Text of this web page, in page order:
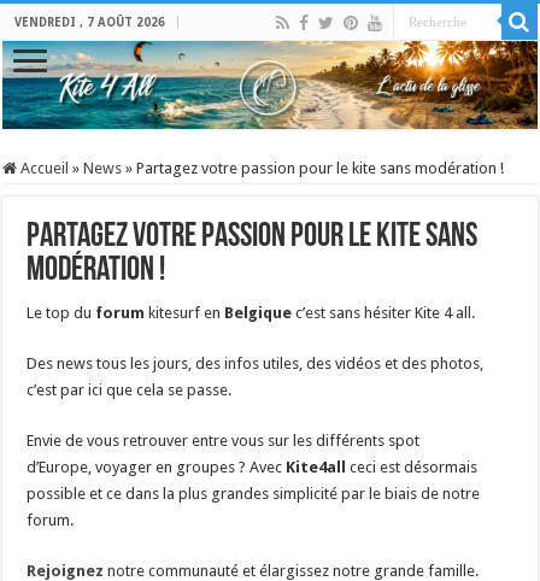
VENDREDI , 7 AOÛT 2026
Accueil » News » Partagez votre passion pour le kite sans modération !
Partagez votre passion pour le kite sans
modération !
Le top du forum kitesurf en Belgique c’est sans hésiter Kite 4 all.
Des news tous les jours, des infos utiles, des vidéos et des photos,
c’est par ici que cela se passe.
Envie de vous retrouver entre vous sur les différents spot
d’Europe, voyager en groupes ? Avec Kite4all
ceci est désormais
possible et ce dans la plus grandes simplicité par le biais de notre
forum.
Rejoignez notre communauté et élargissez notre grande famille.